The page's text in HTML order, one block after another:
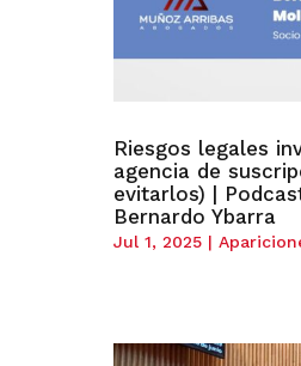
Riesgos legales
agencia de
evitarlos) |
Bernardo Ybarra
Jul 1, 2025|